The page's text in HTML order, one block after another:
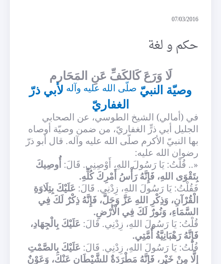
07/03/2016
حكم و لغة
لَا وَرَعَ كَالكَفِّ عَنِ المَحَارم
وصيّة النبيّ صلّى الله عليه وآله لأبي ذرّ
الغفاريّ
في (أمالي) الشيخ الطوسي، عن الصحابي
الجليل أبي ذرٍّ الغفاريّ، من ضمن وصيّة أوصاه
بها النبيّ الأكرم صلّى الله عليه وآله. قال أبو ذرّ
رضوان الله عليه:
«.. قُلْتُ: يَا رَسُولَ اللهِ، أَوْصِنِي. قَالَ:أُوصِيكَ
بِتَقْوَى اللهِ، فَإِنَّهُ‏ رَأْسُ‏ أَمْرِكَ‏ كُلِّهِ‏.
فَقُلْتُ: يَا رَسُولَ اللهِ، زِدْنِي. قَالَ: عَلَيْكَ بِتِلَاوَةِ
الْقُرْآنِ، وَذِكْرِ اللهِ عَزَّ وَجَلَّ، فَإِنَّهُ ذِكْرٌ لَكَ فِي
السَّمَاءِ، وَنُورٌ لَكَ فِي الْأَرْضِ.
قُلْتُ: يَا رَسُولَ اللهِ، زِدْنِي. قَالَ: عَلَيْكَ بِالْجِهَادِ،
فَإِنَّهُ رَهْبَانِيَّةُ أُمَّتِي.
قُلْتُ: يَا رَسُولَ اللهِ، زِدْنِي. قَالَ: عَلَيْكَ بِالصَّمْتِ
إِلَّا مِنْ خَيْرٍ، فَإِنَّهُ مَطْرَدَةٌ للشَّيْطَانِ عَنْكَ، وَعَوْنٌ